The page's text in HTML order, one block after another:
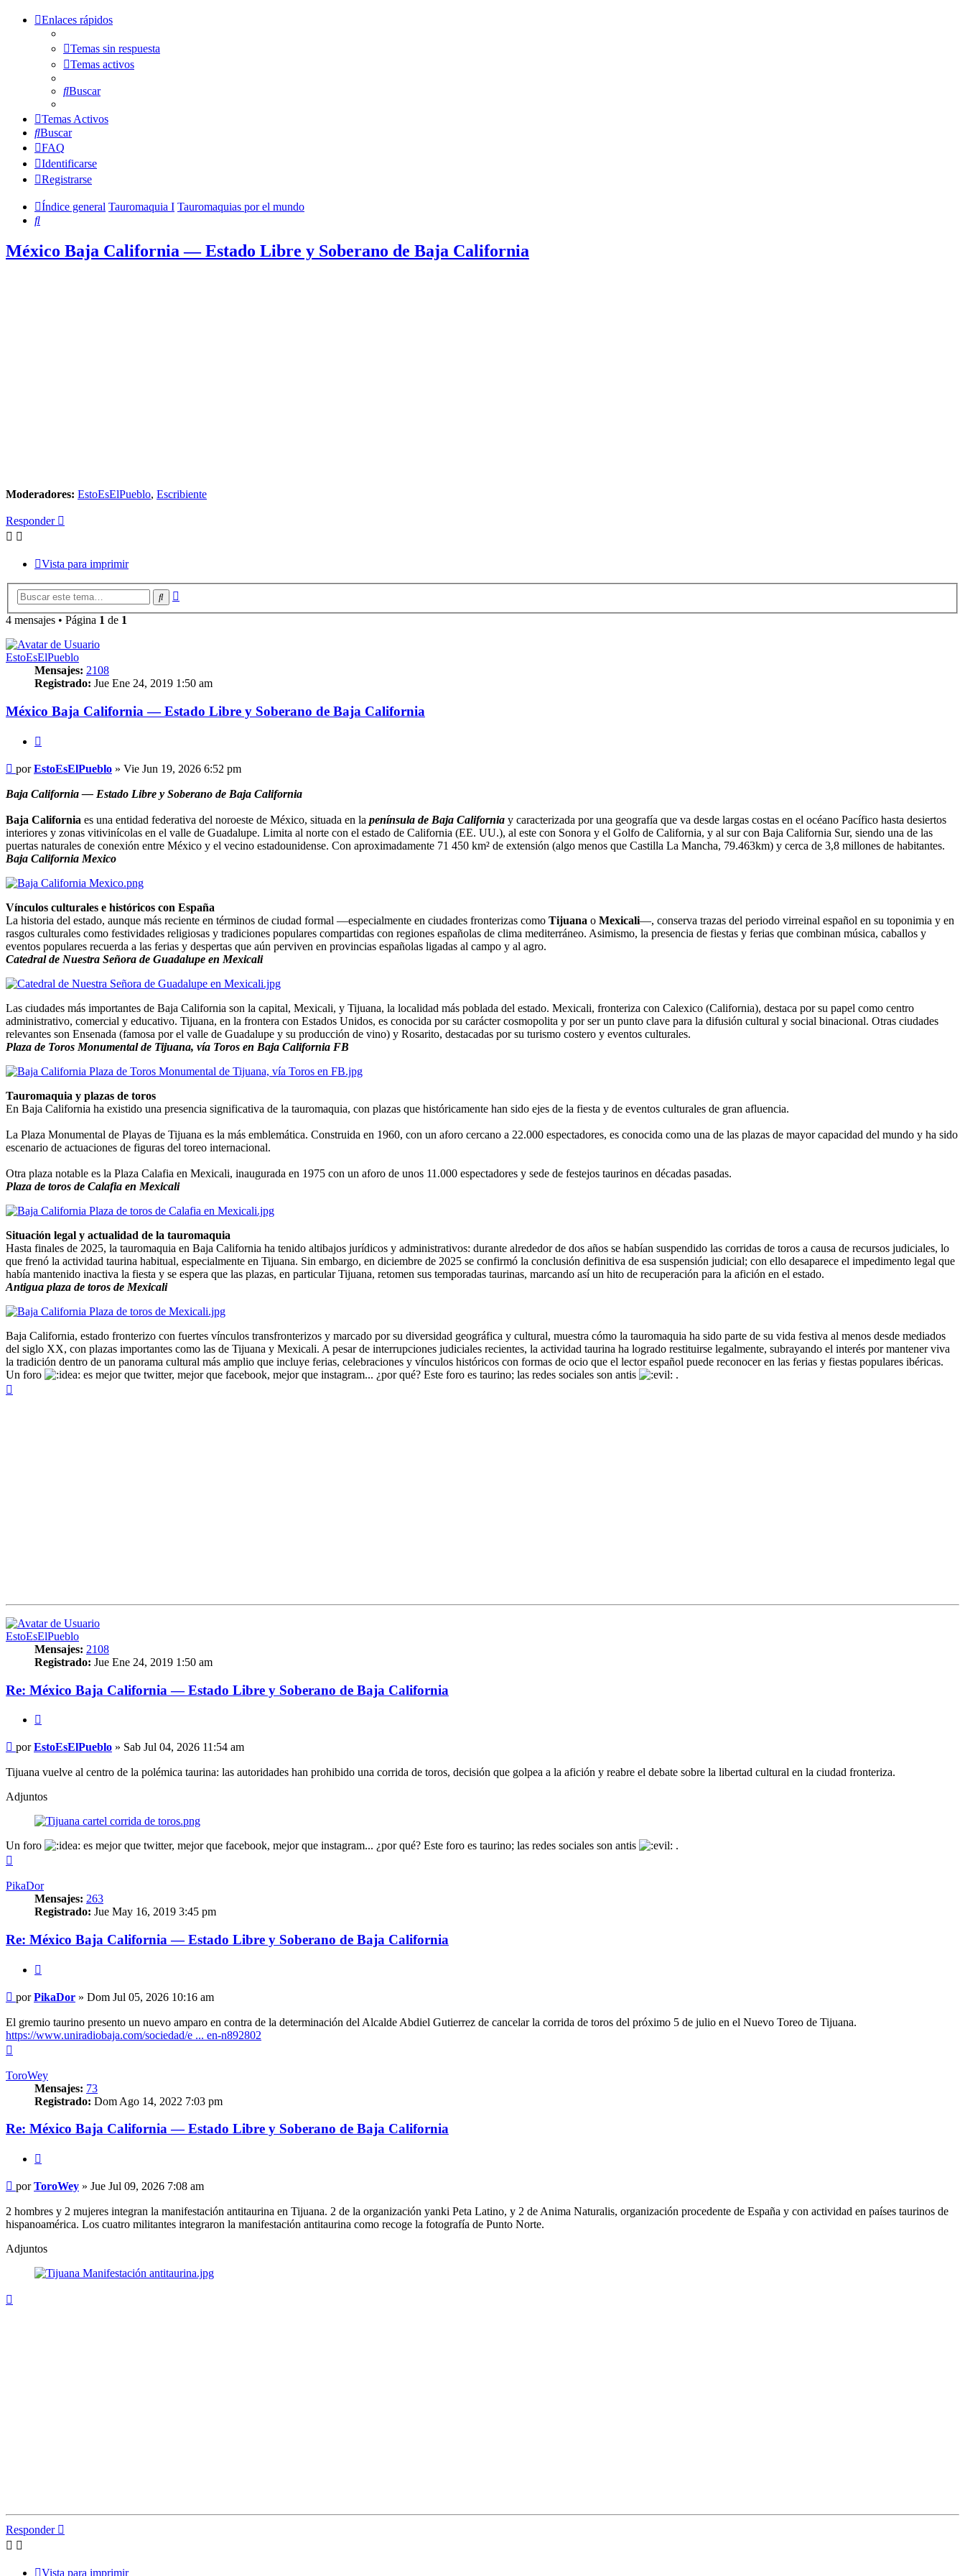
Enlaces rápidos
Temas sin respuesta
Temas activos
Buscar
Temas Activos
Buscar
FAQ
Identificarse
Registrarse
Índice general Tauromaquia I Tauromaquias por el mundo
Buscar
México Baja California — Estado Libre y Soberano de Baja California
Moderadores: EstoEsElPueblo, Escribiente
Responder
Vista para imprimir
Buscar
4 mensajes • Página 1 de 1
EstoEsElPueblo
Mensajes: 2108
Registrado: Jue Ene 24, 2019 1:50 am
México Baja California — Estado Libre y Soberano de Baja California
Mensaje
porEstoEsElPueblo » Vie Jun 19, 2026 6:52 pm
Baja California — Estado Libre y Soberano de Baja California
Baja California es una entidad federativa del noroeste de México, situada en la península de Baja California y caracterizada por una geografía que va desde largas costas en el océano Pacífico hasta desiertos
interiores y zonas vitivinícolas en el valle de Guadalupe. Limita al norte con el estado de California (EE. UU.), al este con Sonora y el Golfo de California, y al sur con Baja California Sur, siendo una de las
puertas naturales de conexión entre México y el vecino estadounidense. Con aproximadamente 71 450 km² de extensión (algo menos que Castilla La Mancha, 79.463km) y cerca de 3,8 millones de habitantes.
Baja California Mexico
Vínculos culturales e históricos con España
La historia del estado, aunque más reciente en términos de ciudad formal —especialmente en ciudades fronterizas como Tijuana o Mexicali—, conserva trazas del periodo virreinal español en su toponimia y en
rasgos culturales como festividades religiosas y tradiciones populares compartidas con regiones españolas de clima mediterráneo. Asimismo, la presencia de fiestas y ferias que combinan música, caballos y
eventos populares recuerda a las ferias y despertas que aún perviven en provincias españolas ligadas al campo y al agro.
Catedral de Nuestra Señora de Guadalupe en Mexicali
Las ciudades más importantes de Baja California son la capital, Mexicali, y Tijuana, la localidad más poblada del estado. Mexicali, fronteriza con Calexico (California), destaca por su papel como centro
administrativo, comercial y educativo. Tijuana, en la frontera con Estados Unidos, es conocida por su carácter cosmopolita y por ser un punto clave para la difusión cultural y social binacional. Otras ciudades
relevantes son Ensenada (famosa por el valle de Guadalupe y su producción de vino) y Rosarito, destacadas por su turismo costero y eventos culturales.
Plaza de Toros Monumental de Tijuana, vía Toros en Baja California FB
Tauromaquia y plazas de toros
En Baja California ha existido una presencia significativa de la tauromaquia, con plazas que históricamente han sido ejes de la fiesta y de eventos culturales de gran afluencia.
La Plaza Monumental de Playas de Tijuana es la más emblemática. Construida en 1960, con un aforo cercano a 22.000 espectadores, es conocida como una de las plazas de mayor capacidad del mundo y ha sido
escenario de actuaciones de figuras del toreo internacional.
Otra plaza notable es la Plaza Calafia en Mexicali, inaugurada en 1975 con un aforo de unos 11.000 espectadores y sede de festejos taurinos en décadas pasadas.
Plaza de toros de Calafia en Mexicali
Situación legal y actualidad de la tauromaquia
Hasta finales de 2025, la tauromaquia en Baja California ha tenido altibajos jurídicos y administrativos: durante alrededor de dos años se habían suspendido las corridas de toros a causa de recursos judiciales, lo
que frenó la actividad taurina habitual, especialmente en Tijuana. Sin embargo, en diciembre de 2025 se confirmó la conclusión definitiva de esa suspensión judicial; con ello desaparece el impedimento legal que
había mantenido inactiva la fiesta y se espera que las plazas, en particular Tijuana, retomen sus temporadas taurinas, marcando así un hito de recuperación para la afición en el estado.
Antigua plaza de toros de Mexicali
Baja California, estado fronterizo con fuertes vínculos transfronterizos y marcado por su diversidad geográfica y cultural, muestra cómo la tauromaquia ha sido parte de su vida festiva al menos desde mediados
del siglo XX, con plazas importantes como las de Tijuana y Mexicali. A pesar de interrupciones judiciales recientes, la actividad taurina ha logrado restituirse legalmente, subrayando el interés por mantener viva
la tradición dentro de un panorama cultural más amplio que incluye ferias, celebraciones y vínculos históricos con formas de ocio que el lector español puede reconocer en las ferias y fiestas populares ibéricas.
Un foro
es mejor que twitter, mejor que facebook, mejor que instagram... ¿por qué? Este foro es taurino; las redes sociales son antis
.
EstoEsElPueblo
Mensajes: 2108
Registrado: Jue Ene 24, 2019 1:50 am
Re: México Baja California — Estado Libre y Soberano de Baja California
Mensaje
porEstoEsElPueblo » Sab Jul 04, 2026 11:54 am
Tijuana vuelve al centro de la polémica taurina: las autoridades han prohibido una corrida de toros, decisión que golpea a la afición y reabre el debate sobre la libertad cultural en la ciudad fronteriza.
Adjuntos
Un foro es mejor que twitter, mejor que facebook, mejor que instagram... ¿por qué? Este foro es taurino; las redes sociales son antis
.
PikaDor
Mensajes: 263
Registrado: Jue May 16, 2019 3:45 pm
Re: México Baja California — Estado Libre y Soberano de Baja California
Mensaje
porPikaDor » Dom Jul 05, 2026 10:16 am
El gremio taurino presento un nuevo amparo en contra de la determinación del Alcalde Abdiel Gutierrez de cancelar la corrida de toros del próximo 5 de julio en el Nuevo Toreo de Tijuana.
https://www.uniradiobaja.com/sociedad/e ... en-n892802
ToroWey
Mensajes: 73
Registrado: Dom Ago 14, 2022 7:03 pm
Re: México Baja California — Estado Libre y Soberano de Baja California
Mensaje
porToroWey » Jue Jul 09, 2026 7:08 am
2 hombres y 2 mujeres integran la manifestación antitaurina en Tijuana. 2 de la organización yanki Peta Latino, y 2 de Anima Naturalis, organización procedente de España y con actividad en países taurinos de
hispanoamérica. Los cuatro militantes integraron la manifestación antitaurina como recoge la fotografía de Punto Norte.
Adjuntos
Responder
Vista para imprimir